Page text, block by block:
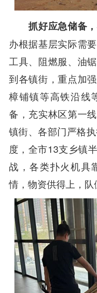
抓好应急储备
办根据基层实际需
工具、阻燃服、油
到各镇街，重点加
樟铺镇等高铁沿线
备，充实林区第一
镇街、各部门严格
度，全市13支乡镇
战，各类扑火机具
情，物资供得上，队